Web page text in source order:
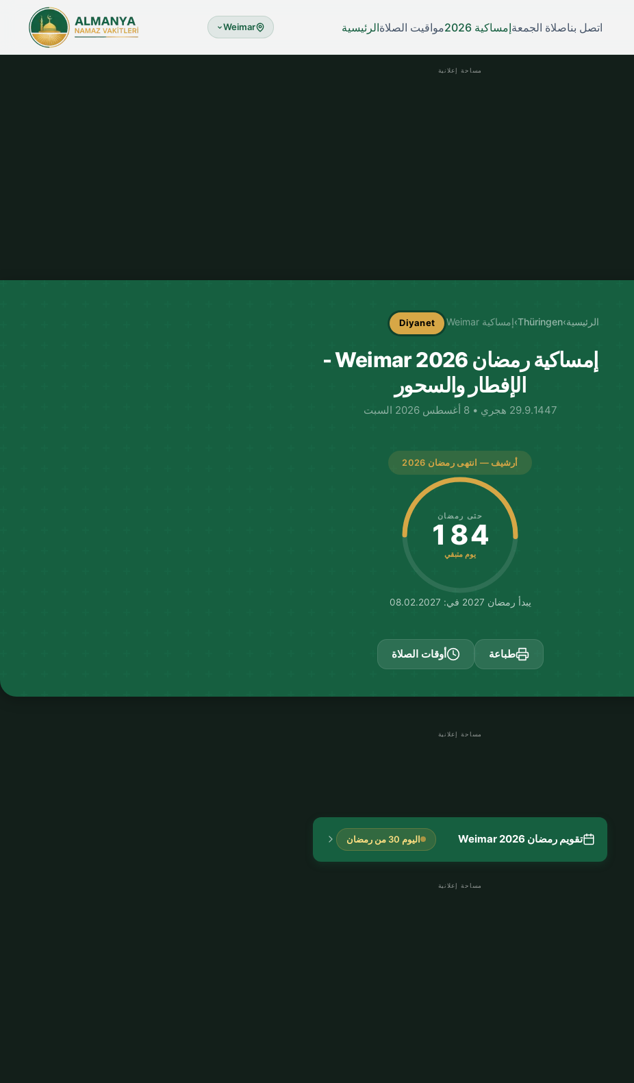
Weimar الرئيسيةمواقيت الصلاة إمساكية 2026صلاة الجمعةاتصل بنا
مساحة إعلانية
الرئيسية›
Thüringen
›إمساكية Weimar Diyanet
إمساكية رمضان Weimar 2026 -
الإفطار والسحور
29.9.1447 هجري • 8 أغسطس 2026 السبت
أرشيف — انتهى رمضان 2026
حتى رمضان
184
يوم متبقي
يبدأ رمضان 2027 في: 08.02.2027
طباعة أوقات الصلاة
مساحة إعلانية
تقويم رمضان Weimar 2026 اليوم 30 من رمضان
مساحة إعلانية